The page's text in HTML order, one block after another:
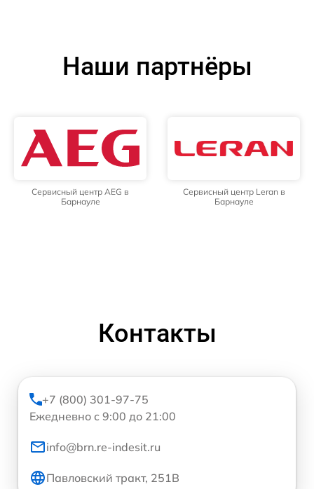
Наши партнёры
Сервисный центр AEG в
Барнауле
Сервисный центр Leran в
Барнауле
Контакты
+7 (800) 301-97-75
Ежедневно с 9:00 до 21:00
info@brn.re-indesit.ru
Павловский тракт, 251В